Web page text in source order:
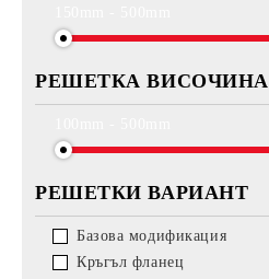
РЕШЕТКА ВИСОЧИНА
РЕШЕТКИ ВАРИАНТ
Базова модификация
Кръгъл фланец